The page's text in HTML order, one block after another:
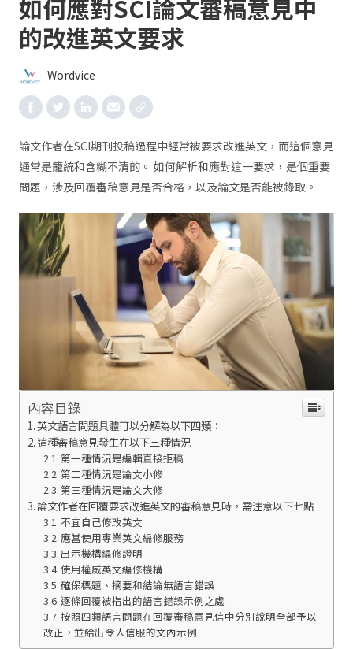
如何應對SCI論文審稿意見中
的改進英文要求
Wordvice
論文作者在SCI期刊投稿過程中經常被要求改進英文，而這個意見
通常是籠統和含糊不清的。 如何解析和應對這一要求，是個重要
問題，涉及回覆審稿意見是否合格，以及論文是否能被錄取。
內容目錄
英文語言問題具體可以分解為以下四類：
這種審稿意見發生在以下三種情況
第一種情況是編輯直接拒稿
第二種情況是論文小修
第三種情況是論文大修
論文作者在回覆要求改進英文的審稿意見時，需注意以下七點
不宜自己修改英文
應當使用專業英文編修服務
出示機構編修證明
使用權威英文編修機構
確保標題、摘要和結論無語言錯誤
逐條回覆被指出的語言錯誤示例之處
按照四類語言問題在回覆審稿意見信中分別說明全部予以
改正，並給出令人信服的文內示例